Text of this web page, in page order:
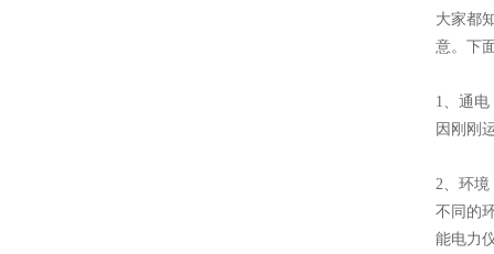
大家都
意。下
1、通电
因刚刚
2、环境
不同的
能电力